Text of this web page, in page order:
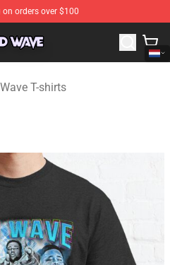
orders over $100
Rod Wave Merchandise Store
T-shirts